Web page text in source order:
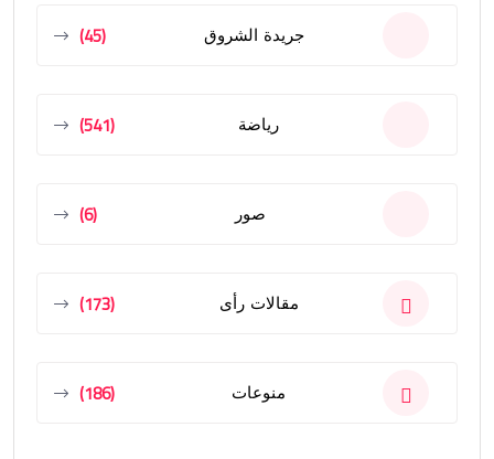
جريدة الشروق (45)
رياضة (541)
صور (6)
مقالات رأى (173)
منوعات (186)